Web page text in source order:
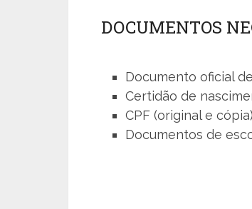
DOCUMENTOS
Documento oficial
Certidão de
CPF (original e
Documentos de